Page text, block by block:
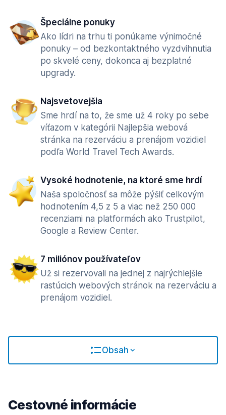
Špeciálne ponuky
Ako lídri na trhu ti ponúkame výnimočné
ponuky – od bezkontaktného vyzdvihnutia
po skvelé ceny, dokonca aj bezplatné
upgrady.
Najsvetovejšia
Sme hrdí na to, že sme už 4 roky po sebe
víťazom v kategórii Najlepšia webová
stránka na rezerváciu a prenájom vozidiel
podľa World Travel Tech Awards.
Vysoké hodnotenie, na ktoré sme hrdí
Naša spoločnosť sa môže pýšiť celkovým
hodnotením 4,5 z 5 a viac než 250 000
recenziami na platformách ako Trustpilot,
Google a Review Center.
7 miliónov používateľov
Už si rezervovali na jednej z najrýchlejšie
rastúcich webových stránok na rezerváciu a
prenájom vozidiel.
Obsah
Cestovné informácie